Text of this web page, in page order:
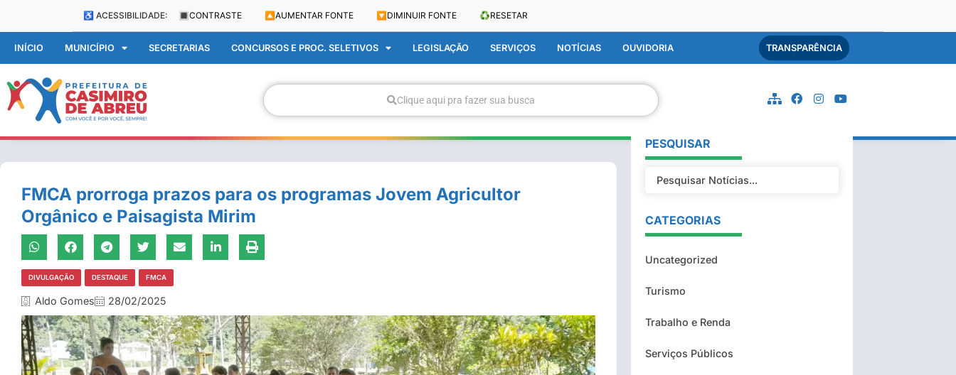
♿ ACESSIBILIDADE: 🔳 CONTRASTE 🔼 AUMENTAR FONTE 🔽 DIMINUIR FONTE ♻️RESETAR
INÍCIO MUNICÍPIO SECRETARIAS CONCURSOS E PROC. SELETIVOS LEGISLAÇÃO SERVIÇOS NOTÍCIAS OUVIDORIA TRANSPARÊNCIA
Clique aqui pra fazer sua busca
FMCA prorroga prazos para os programas Jovem Agricultor
Orgânico e Paisagista Mirim
DIVULGAÇÃO DESTAQUE FMCA
Aldo Gomes 28/02/2025
PESQUISAR
CATEGORIAS
Uncategorized
Turismo
Trabalho e Renda
Serviços Públicos